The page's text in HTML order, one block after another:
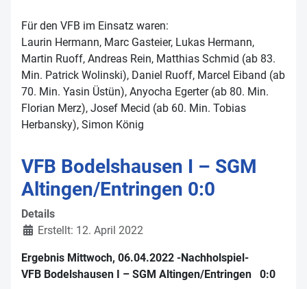
Für den VFB im Einsatz waren:
Laurin Hermann, Marc Gasteier, Lukas Hermann,
Martin Ruoff, Andreas Rein, Matthias Schmid (ab 83.
Min. Patrick Wolinski), Daniel Ruoff, Marcel Eiband (ab
70. Min. Yasin Üstün), Anyocha Egerter (ab 80. Min.
Florian Merz), Josef Mecid (ab 60. Min. Tobias
Herbansky), Simon König
VFB Bodelshausen I – SGM
Altingen/Entringen 0:0
Details
Erstellt: 12. April 2022
Ergebnis Mittwoch, 06.04.2022 -Nachholspiel-
VFB Bodelshausen I – SGM Altingen/Entringen 0:0